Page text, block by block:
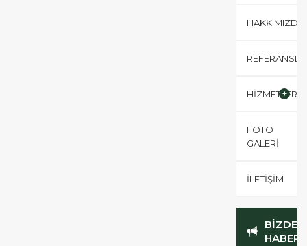
HAKKIMIZDA
FOTO
GALERİ
İLETİŞİM
BİZDEN